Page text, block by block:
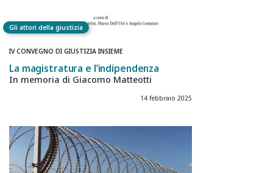
Gli attori della giustizia
IV CONVEGNO DI GIUSTIZIA INSIEME
La magistratura e l’indipendenza
In memoria di Giacomo Matteotti
14 febbraio 2025